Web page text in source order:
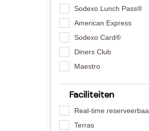
Sodexo Lunch Pass®
American Express
Sodexo Card®
Diners Club
Maestro
Faciliteiten
Real-time
Terras